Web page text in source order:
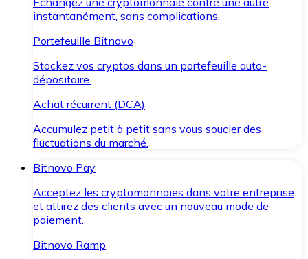
instantanément, sans complications.
Portefeuille Bitnovo
Stockez vos cryptos dans un portefeuille auto-
dépositaire.
Achat récurrent (DCA)
Accumulez petit à petit sans vous soucier des
fluctuations du marché.
Bitnovo Pay
Acceptez les cryptomonnaies dans votre entreprise
et attirez des clients avec un nouveau mode de
paiement.
Bitnovo Ramp